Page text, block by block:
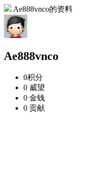
Ae888vnco的资料
Ae888vnco
0积分
0 威望
0 金钱
0 贡献